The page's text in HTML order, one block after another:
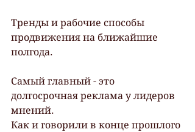
Тренды и рабочие способы
продвижения на ближайшие
полгода.
Самый главный - это
долгосрочная реклама у лидеров
мнений.
Как и говорили в конце прошлого